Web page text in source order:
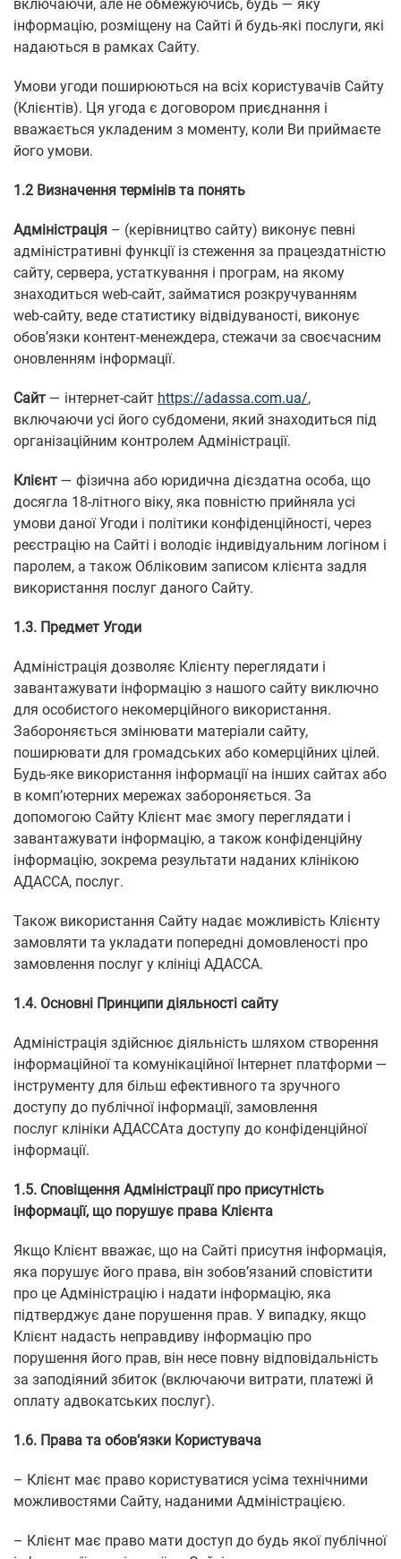
включаючи, але не обмежуючись, будь — яку
інформацію, розміщену на Сайті й будь-які послуги, які
надаються в рамках Сайту.
Умови угоди поширюються на всіх користувачів Сайту
(Клієнтів). Ця угода є договором приєднання і
вважається укладеним з моменту, коли Ви приймаєте
його умови.
1.2 Визначення термінів та понять
Адміністрація – (керівництво сайту) виконує певні
адміністративні функції із стеження за працездатністю
сайту, сервера, устаткування і програм, на якому
знаходиться web-сайт, займатися розкручуванням
web-сайту, веде статистику відвідуваності, виконує
обов’язки контент-менеждера, стежачи за своєчасним
оновленням інформації.
Сайт — інтернет-сайт https://adassa.com.ua/,
включаючи усі його субдомени, який знаходиться під
організаційним контролем Адміністрації.
Клієнт — фізична або юридична дієздатна особа, що
досягла 18-літного віку, яка повністю прийняла усі
умови даної Угоди і політики конфіденційності, через
реєстрацію на Сайті і володіє індивідуальним логіном і
паролем, а також Обліковим записом клієнта задля
використання послуг даного Сайту.
1.3. Предмет Угоди
Адміністрація дозволяє Клієнту переглядати і
завантажувати інформацію з нашого сайту виключно
для особистого некомерційного використання.
Забороняється змінювати матеріали сайту,
поширювати для громадських або комерційних цілей.
Будь-яке використання інформації на інших сайтах або
в комп’ютерних мережах забороняється. За
допомогою Сайту Клієнт має змогу переглядати і
завантажувати інформацію, а також конфіденційну
інформацію, зокрема результати наданих клінікою
АДАССА, послуг.
Також використання Сайту надає можливість Клієнту
замовляти та укладати попередні домовленості про
замовлення послуг у клініці АДАССА.
1.4. Основні Принципи діяльності сайту
Адміністрація здійснює діяльність шляхом створення
інформаційної та комунікаційної Інтернет платформи —
інструменту для більш ефективного та зручного
доступу до публічної інформації, замовлення
послуг клініки АДАССАта доступу до конфіденційної
інформації.
1.5. Сповіщення Адміністрації про присутність
інформації, що порушує права Клієнта
Якщо Клієнт вважає, що на Сайті присутня інформація,
яка порушує його права, він зобов’язаний сповістити
про це Адміністрацію і надати інформацію, яка
підтверджує дане порушення прав. У випадку, якщо
Клієнт надасть неправдиву інформацію про
порушення його прав, він несе повну відповідальність
за заподіяний збиток (включаючи витрати, платежі й
оплату адвокатських послуг).
1.6. Права та обов’язки Користувача
– Клієнт має право користуватися усіма технічними
можливостями Сайту, наданими Адміністрацією.
– Клієнт має право мати доступ до будь якої публічної